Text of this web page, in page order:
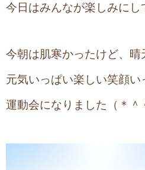
今日はみんなが楽しみにし
今朝は肌寒かったけど、晴
元気いっぱい楽しい笑顔い
運動会になりました（＊＾